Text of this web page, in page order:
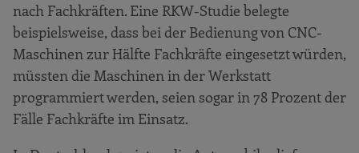
nach Fachkräften. Eine RKW-Studie belegte
beispielsweise, dass bei der Bedienung von CNC-
Maschinen zur Hälfte Fachkräfte eingesetzt würden,
müssten die Maschinen in der Werkstatt
programmiert werden, seien sogar in 78 Prozent der
Fälle Fachkräfte im Einsatz.